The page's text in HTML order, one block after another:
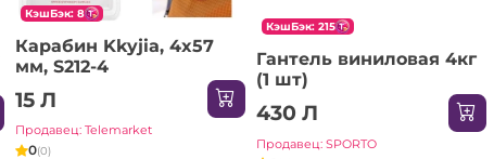
КэшБэк: 8
Карабин Kkyjia, 4x57
мм, S212-4
15 Л
Продавец: Telemarket
0(0)
КэшБэк: 215
Гантель виниловая 4кг
(1 шт)
430 Л
Продавец: SPORTO